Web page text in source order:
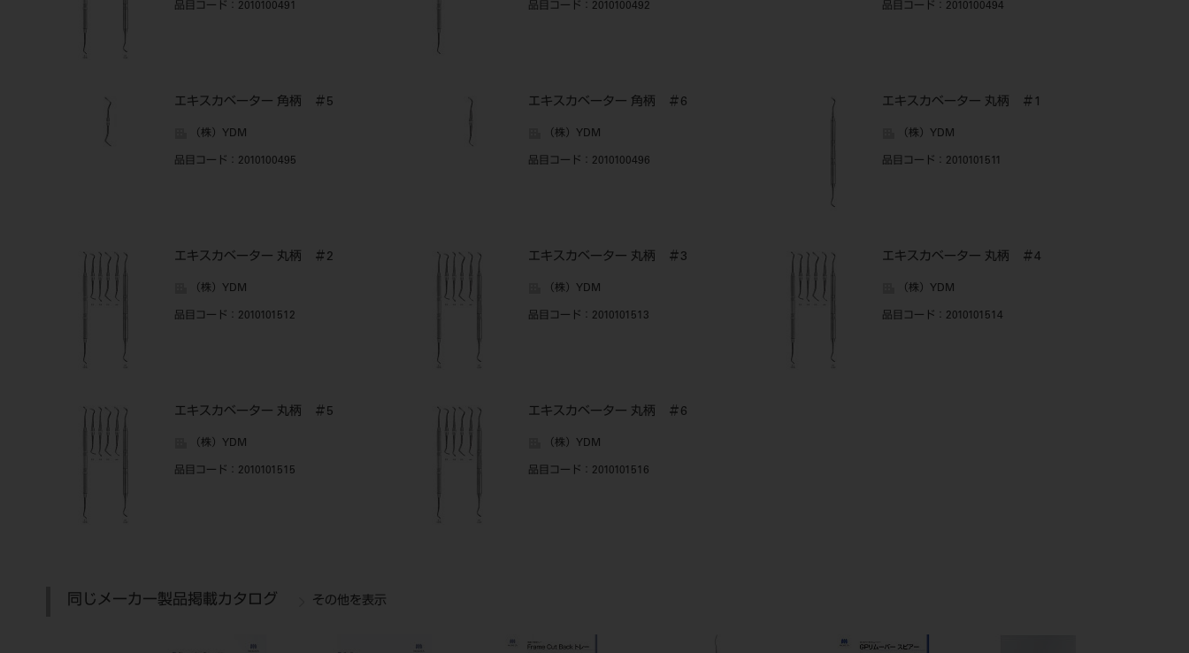
品目コード ：2010100491 品目コード ：2010100492 品目コード ：2010100494
エキスカベーター 角柄 ＃5
（株）YDM
品目コード ：2010100495
エキスカベーター 角柄 ＃6
（株）YDM
品目コード ：2010100496
エキスカベーター 丸柄 ＃1
（株）YDM
品目コード ：2010101511
エキスカベーター 丸柄 ＃2
（株）YDM
品目コード ：2010101512
エキスカベーター 丸柄 ＃3
（株）YDM
品目コード ：2010101513
エキスカベーター 丸柄 ＃4
（株）YDM
品目コード ：2010101514
エキスカベーター 丸柄 ＃5
（株）YDM
品目コード ：2010101515
エキスカベーター 丸柄 ＃6
（株）YDM
品目コード ：2010101516
同じメーカー製品掲載カタログ その他を表示